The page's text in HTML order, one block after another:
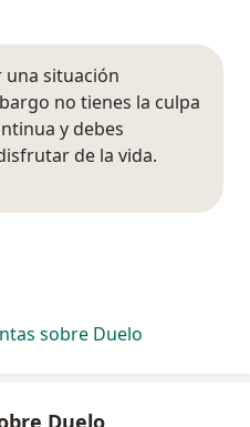
una situación
no tienes la culpa
y debes
de la vida.
sobre Duelo
Duelo